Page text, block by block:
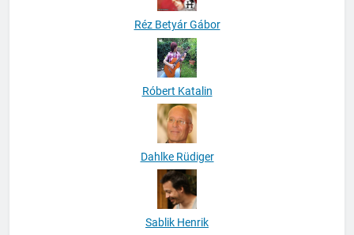
Réz Betyár Gábor
Róbert Katalin
Dahlke Rüdiger
Sablik Henrik